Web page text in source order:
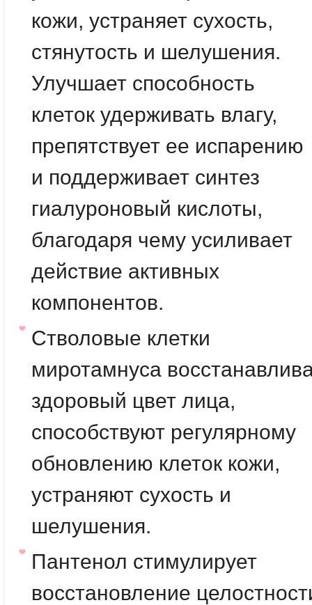
кожи, устраняет сухость,
стянутость и шелушения.
Улучшает способность
клеток удерживать влагу,
препятствует ее испарению
и поддерживает синтез
гиалуроновый кислоты,
благодаря чему усиливает
действие активных
компонентов.
Стволовые клетки
миротамнуса
здоровый цвет лица,
способствуют регулярному
обновлению клеток кожи,
устраняют сухость и
шелушения.
Пантенол стимулирует
восстановление